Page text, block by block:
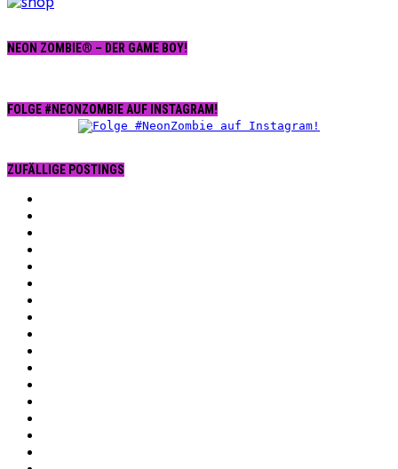
NEON ZOMBIE® – DER GAME BOY!
FOLGE #NEONZOMBIE AUF INSTAGRAM!
ZUFÄLLIGE POSTINGS